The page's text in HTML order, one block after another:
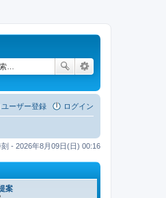
ログイン
ユーザー登録
- 2026年8月09日(日) 00:16
案